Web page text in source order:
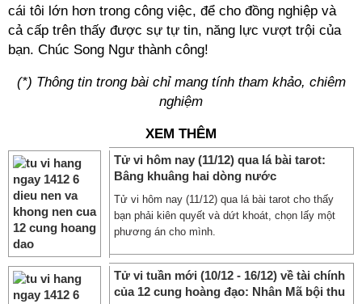
cái tôi lớn hơn trong công việc, để cho đồng nghiệp và
cả cấp trên thấy được sự tự tin, năng lực vượt trội của
bạn. Chúc Song Ngư thành công!
(*) Thông tin trong bài chỉ mang tính tham khảo, chiêm
nghiệm
XEM THÊM
Tử vi hôm nay (11/12) qua lá bài tarot:
Bâng khuâng hai dòng nước
Tử vi hôm nay (11/12) qua lá bài tarot cho thấy
bạn phải kiên quyết và dứt khoát, chọn lấy một
phương án cho mình.
Tử vi tuần mới (10/12 - 16/12) về tài chính
của 12 cung hoàng đạo: Nhân Mã bội thu